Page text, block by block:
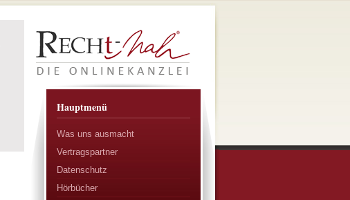
Hauptmenü
Was uns ausmacht
Vertragspartner
Datenschutz
Hörbücher